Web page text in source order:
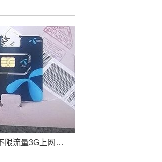
泰国happy手机卡 7天不限流量3G上网卡-包邮